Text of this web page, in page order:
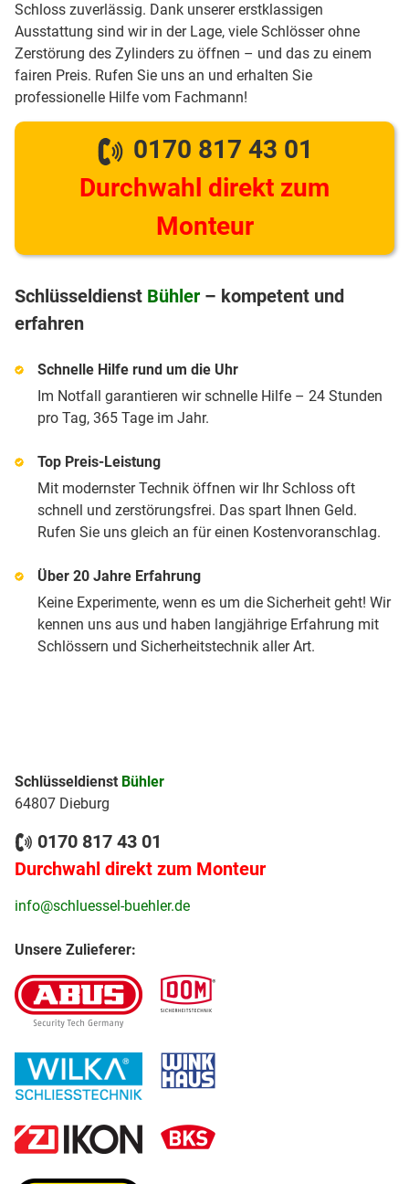
Schloss zuverlässig. Dank unserer erstklassigen
Ausstattung sind wir in der Lage, viele Schlösser ohne
Zerstörung des Zylinders zu öffnen – und das zu einem
fairen Preis. Rufen Sie uns an und erhalten Sie
professionelle Hilfe vom Fachmann!
0170 817 43 01
Durchwahl direkt zum
Monteur
Schlüsseldienst Bühler – kompetent und
erfahren
Schnelle Hilfe rund um die Uhr
Im Notfall garantieren wir schnelle Hilfe – 24 Stunden
pro Tag, 365 Tage im Jahr.
Top Preis-Leistung
Mit modernster Technik öffnen wir Ihr Schloss oft
schnell und zerstörungsfrei. Das spart Ihnen Geld.
Rufen Sie uns gleich an für einen Kostenvoranschlag.
Über 20 Jahre Erfahrung
Keine Experimente, wenn es um die Sicherheit geht! Wir
kennen uns aus und haben langjährige Erfahrung mit
Schlössern und Sicherheitstechnik aller Art.
Schlüsseldienst Bühler
64807 Dieburg
0170 817 43 01
Durchwahl direkt zum Monteur
info@schluessel-buehler.de
Unsere Zulieferer: